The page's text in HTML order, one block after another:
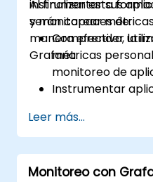
instrumentar sus
y monitorear
manera efectiva,
Grafana.
Al finalizar esta
serán capaces de:
Comprender la
métricas
monitoreo de
Instrumentar
Prometheus.
Crear y
Grafana con el
métricas
Leer más...
Monitoreo con